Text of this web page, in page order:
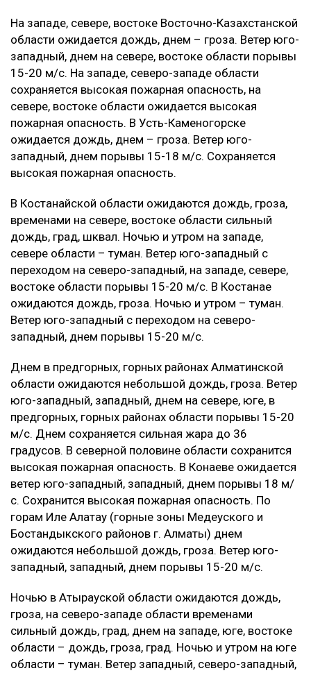
На западе, севере, востоке Восточно-Казахстанской
области ожидается дождь, днем – гроза. Ветер юго-
западный, днем на севере, востоке области порывы
15-20 м/с. На западе, северо-западе области
сохраняется высокая пожарная опасность, на
севере, востоке области ожидается высокая
пожарная опасность. В Усть-Каменогорске
ожидается дождь, днем – гроза. Ветер юго-
западный, днем порывы 15-18 м/с. Сохраняется
высокая пожарная опасность.
В Костанайской области ожидаются дождь, гроза,
временами на севере, востоке области сильный
дождь, град, шквал. Ночью и утром на западе,
севере области – туман. Ветер юго-западный с
переходом на северо-западный, на западе, севере,
востоке области порывы 15-20 м/с. В Костанае
ожидаются дождь, гроза. Ночью и утром – туман.
Ветер юго-западный с переходом на северо-
западный, днем порывы 15-20 м/с.
Днем в предгорных, горных районах Алматинской
области ожидаются небольшой дождь, гроза. Ветер
юго-западный, западный, днем на севере, юге, в
предгорных, горных районах области порывы 15-20
м/с. Днем сохраняется сильная жара до 36
градусов. В северной половине области сохранится
высокая пожарная опасность. В Конаеве ожидается
ветер юго-западный, западный, днем порывы 18 м/
с. Сохранится высокая пожарная опасность. По
горам Иле Алатау (горные зоны Медеуского и
Бостандыкского районов г. Алматы) днем
ожидаются небольшой дождь, гроза. Ветер юго-
западный, западный, днем порывы 15-20 м/с.
Ночью в Атырауской области ожидаются дождь,
гроза, на северо-западе области временами
сильный дождь, град, днем на западе, юге, востоке
области – дождь, гроза, град. Ночью и утром на юге
области – туман. Ветер западный, северо-западный,